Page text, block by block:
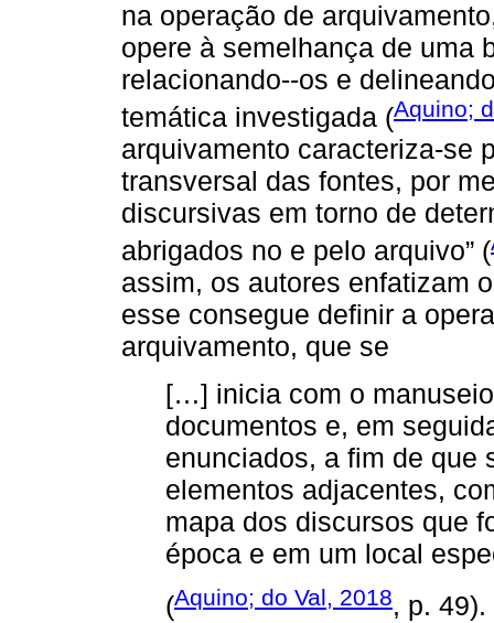
na operação de
opere à semelhança de uma
relacionando--os e
temática investigada (Aquino;
arquivamento caracteriza-se
transversal das fontes, por
discursivas em torno de
abrigados no e pelo arquivo” (
assim, os autores enfatizam
esse consegue definir a
arquivamento, que se
[…] inicia com o
documentos e, em
enunciados, a fim de que
elementos adjacentes,
mapa dos discursos que
época e em um local
(Aquino; do Val, 2018, p. 49).